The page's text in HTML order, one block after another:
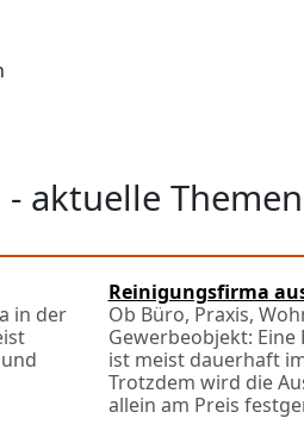
aktuelle Themen
in der
Reinigungsfirma
Ob Büro, Praxis,
Gewerbeobjekt:
ist meist dauerhaft
Trotzdem wird die
allein am Preis